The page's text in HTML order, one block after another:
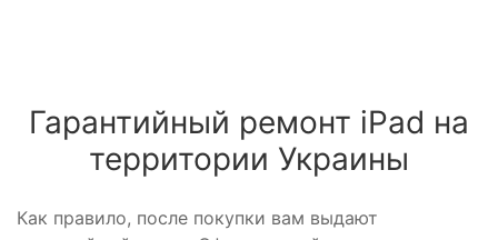
Гарантийный ремонт iPad на
территории Украины
Как правило, после покупки вам выдают